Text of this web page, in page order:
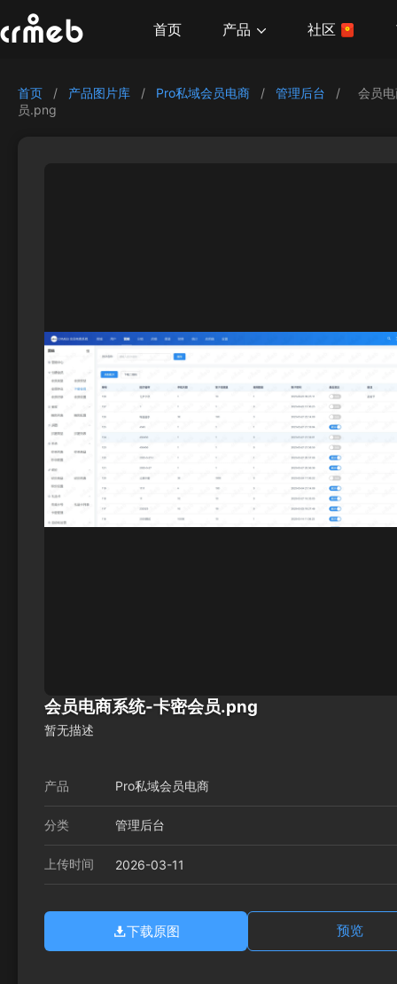
首页 产品 社区
首页 / 产品图片库 / Pro私域会员电商 / 管理后台 /
会员
员.png
会员电商系统-卡密会员.png
暂无描述
产品 Pro私域会员电商
分类 管理后台
上传时间 2026-03-11
下载原图 预览